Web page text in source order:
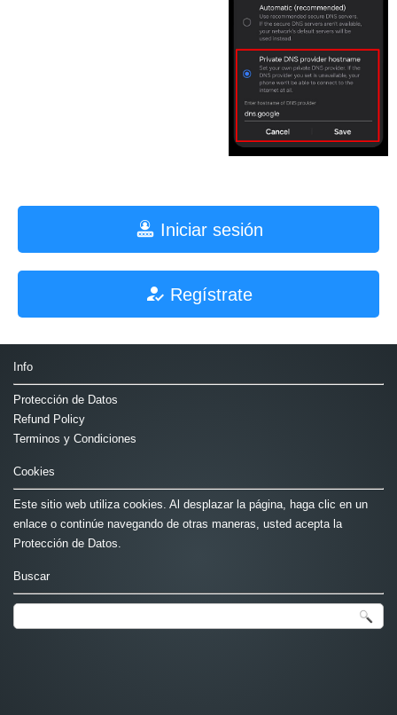
Iniciar sesión
Regístrate
Info
Protección de Datos
Refund Policy
Terminos y Condiciones
Cookies
Este sitio web utiliza cookies. Al desplazar la página, haga clic en un
enlace o continúe navegando de otras maneras, usted acepta la
Protección de Datos.
Buscar